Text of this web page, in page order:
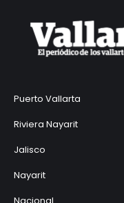
Puerto Vallarta
Riviera Nayarit
Jalisco
Nayarit